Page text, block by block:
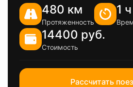
480 км
Протяженность
1 ч
14400 руб.
Стоимость
Рассчитать